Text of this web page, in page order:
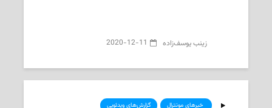
‌ زینب یوسف‌زاده 2020-12-11
‌ خبرهای مونترال گزارش‌های ویدئویی